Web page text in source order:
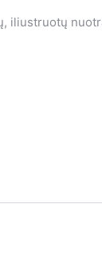
iliustruotų